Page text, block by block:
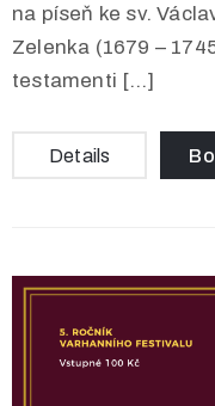
na píseň ke sv.
Zelenka (1679 –
testamenti […]
Details